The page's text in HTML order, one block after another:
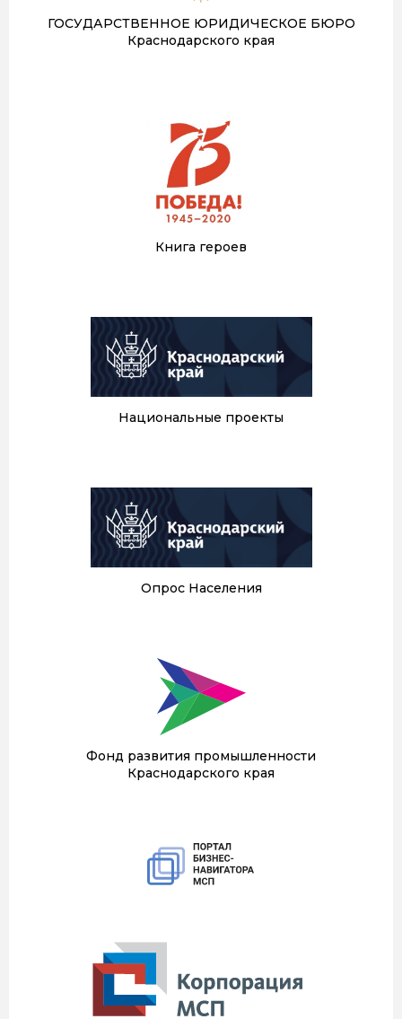
ГОСУДАРСТВЕННОЕ ЮРИДИЧЕСКОЕ БЮРО
Краснодарского края
Книга героев
Национальные проекты
Опрос Населения
Фонд развития промышленности
Краснодарского края